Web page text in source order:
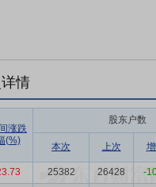
情
涨跌
(%)
股东户数
本次 上次
25382 26428
-